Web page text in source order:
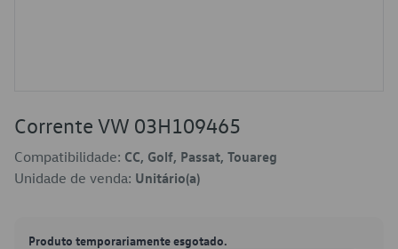
Corrente VW 03H109465
Compatibilidade: CC, Golf, Passat, Touareg
Unidade de venda: Unitário(a)
Produto temporariamente esgotado.